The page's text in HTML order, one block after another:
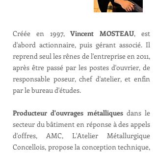
Créée en 1997,Vincent MOSTEAU, est
d'abord actionnaire, puis gérant associé. Il
reprend seul les rênes de l'entreprise en 2011,
après être passé par les postes d'ouvrier, de
responsable poseur, chef d'atelier, et enfin
par le bureau d'études.
Producteur d'ouvrages métalliquesdans le
secteur du bâtiment en réponse à des appels
d'offres, AMC, L'Atelier Métallurgique
Concellois, propose la conception technique,